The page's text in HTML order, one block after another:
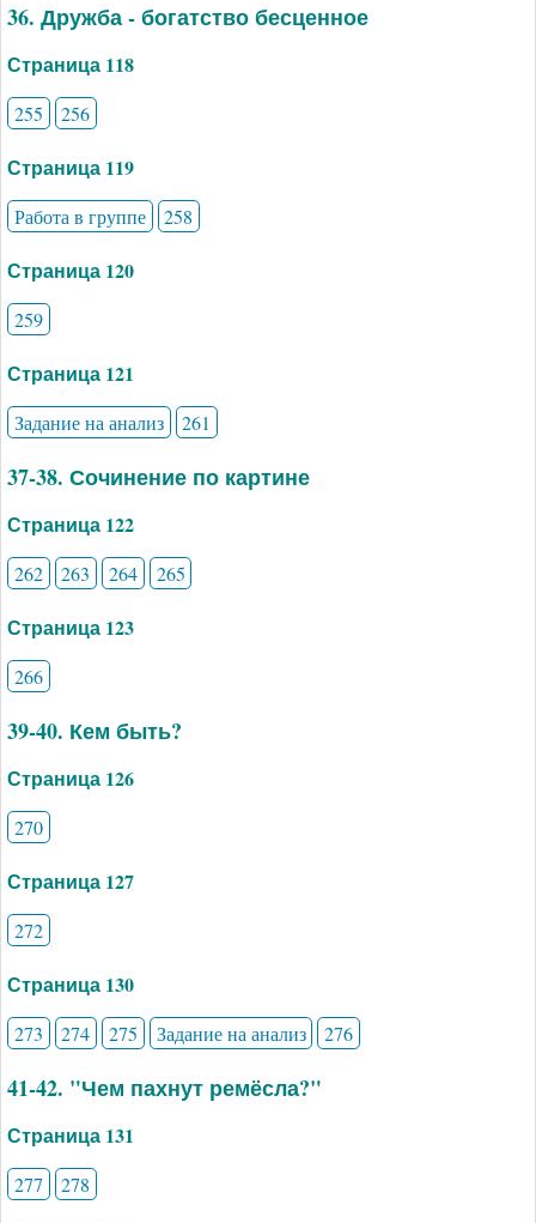
36. Дружба - богатство бесценное
Страница 118
255 256
Страница 119
Работа в группе 258
Страница 120
259
Страница 121
Задание на анализ 261
37-38. Сочинение по картине
Страница 122
262 263 264 265
Страница 123
266
39-40. Кем быть?
Страница 126
270
Страница 127
272
Страница 130
273 274 275 Задание на анализ 276
41-42. "Чем пахнут ремёсла?"
Страница 131
277 278